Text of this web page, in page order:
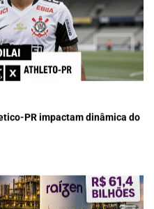
PR impactam dinâmica do